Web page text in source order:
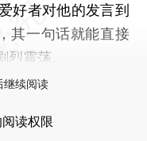
好者对他的发言到
其一句话就能直接
震荡。
继续阅读
读权限